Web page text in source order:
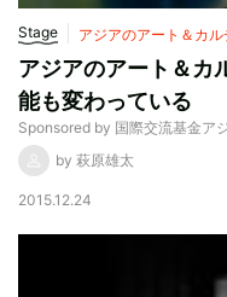
Stage アジアのアート＆カ
アジアのアート＆カ
能も変わっている
Sponsored by 国際交流基金ア
by 萩原雄太
2015.12.24